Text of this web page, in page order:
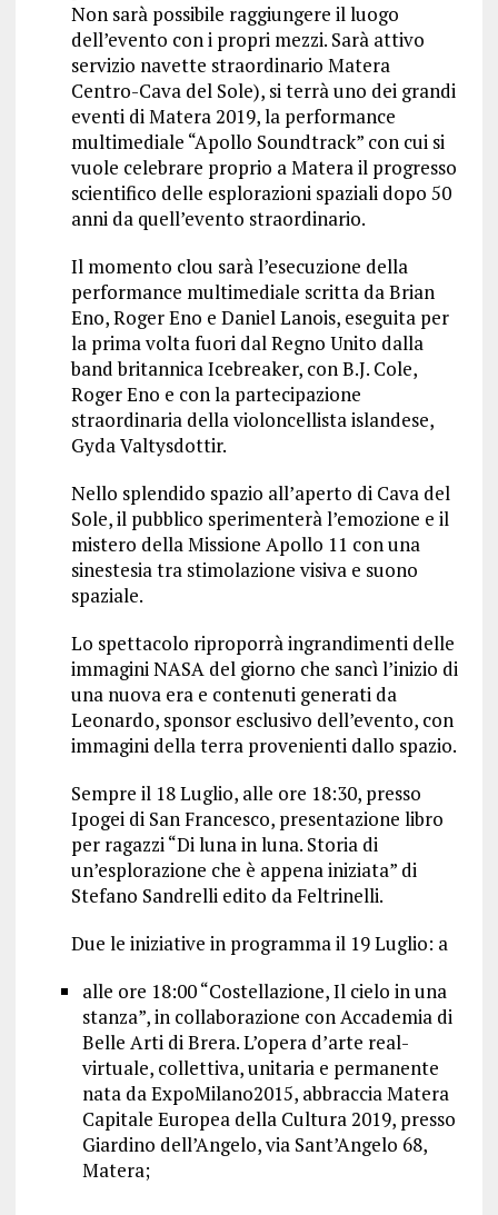
Non sarà possibile raggiungere il luogo
dell’evento con i propri mezzi. Sarà attivo
servizio navette straordinario Matera
Centro-Cava del Sole), si terrà uno dei grandi
eventi di Matera 2019, la performance
multimediale “Apollo Soundtrack” con cui si
vuole celebrare proprio a Matera il progresso
scientifico delle esplorazioni spaziali dopo 50
anni da quell’evento straordinario.
Il momento clou sarà l’esecuzione della
performance multimediale scritta da Brian
Eno, Roger Eno e Daniel Lanois, eseguita per
la prima volta fuori dal Regno Unito dalla
band britannica Icebreaker, con B.J. Cole,
Roger Eno e con la partecipazione
straordinaria della violoncellista islandese,
Gyda Valtysdottir.
Nello splendido spazio all’aperto di Cava del
Sole, il pubblico sperimenterà l’emozione e il
mistero della Missione Apollo 11 con una
sinestesia tra stimolazione visiva e suono
spaziale.
Lo spettacolo riproporrà ingrandimenti delle
immagini NASA del giorno che sancì l’inizio di
una nuova era e contenuti generati da
Leonardo, sponsor esclusivo dell’evento, con
immagini della terra provenienti dallo spazio.
Sempre il 18 Luglio, alle ore 18:30, presso
Ipogei di San Francesco, presentazione libro
per ragazzi “Di luna in luna. Storia di
un’esplorazione che è appena iniziata” di
Stefano Sandrelli edito da Feltrinelli.
Due le iniziative in programma il 19 Luglio: a
alle ore 18:00 “Costellazione, Il cielo in una
stanza”, in collaborazione con Accademia di
Belle Arti di Brera. L’opera d’arte real-
virtuale, collettiva, unitaria e permanente
nata da ExpoMilano2015, abbraccia Matera
Capitale Europea della Cultura 2019, presso
Giardino dell’Angelo, via Sant’Angelo 68,
Matera;